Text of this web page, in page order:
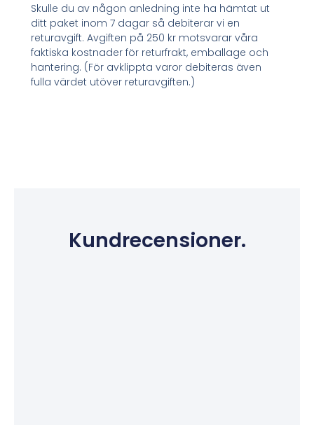
Skulle du av någon anledning inte ha hämtat ut
ditt paket inom 7 dagar så debiterar vi en
returavgift. Avgiften på 250 kr motsvarar våra
faktiska kostnader för returfrakt, emballage och
hantering. (För avklippta varor debiteras även
fulla värdet utöver returavgiften.)
Kundrecensioner.